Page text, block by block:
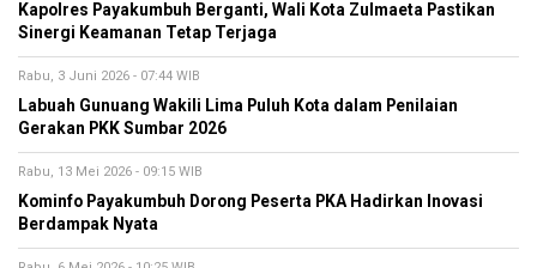
Kapolres Payakumbuh Berganti, Wali Kota Zulmaeta Pastikan
Sinergi Keamanan Tetap Terjaga
Rabu, 3 Juni 2026 - 07:44 WIB
Labuah Gunuang Wakili Lima Puluh Kota dalam Penilaian
Gerakan PKK Sumbar 2026
Rabu, 13 Mei 2026 - 09:15 WIB
Kominfo Payakumbuh Dorong Peserta PKA Hadirkan Inovasi
Berdampak Nyata